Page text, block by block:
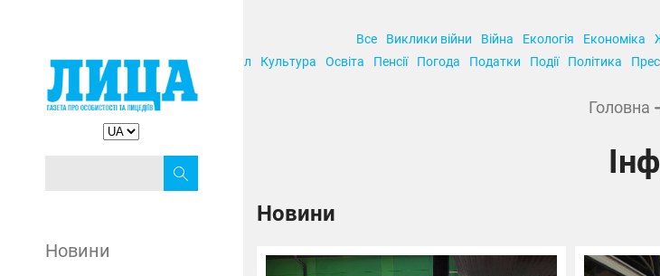
Новини
Все Виклики війни Війна Екологія Економіка
Корупція
Кримінал Культура Освіта Пенсії Погода Податки Події Політика
Головна
Новини